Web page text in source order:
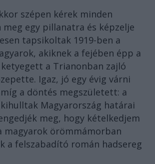
szépen kérek minden
egy pillanatra és képzelje
tapsikoltak 1919-ben a
akiknek a fejében épp a
a Trianonban zajló
Igaz, jó egy évig várni
a döntés megszületett: a
Magyarország határai
meg, hogy kételkedjem
magyarok örömmámorban
a felszabadító román hadsereg